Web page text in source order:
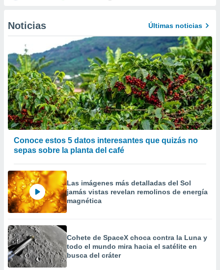
uso de
la
contenido
medir el
de la
el
del
de
o a través
de
de
uso de
con el
e
mediante
publicidad
Noticias Últimas noticias
Conoce estos 5 datos interesantes que quizás no
sepas sobre la planta del café
Las imágenes más detalladas del Sol
jamás vistas revelan remolinos de energía
magnética
Cohete de SpaceX choca contra la Luna y
todo el mundo mira hacia el satélite en
busca del cráter